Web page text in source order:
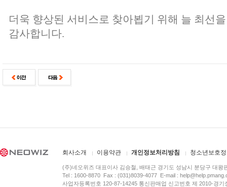
더욱 향상된 서비스로 찾아뵙기 위해 늘 최선
감사합니다.
회사소개 이용약관 개인정보처리방침 청소년보호
(주)네오위즈 대표이사 김승철, 배태근 경기도 성남시 분당구 대왕
Tel : 1600-8870 Fax : (031)8039-4077 E-mail :
사업자등록번호 120-87-14245 통신판매업 신고번호 제 2010-경